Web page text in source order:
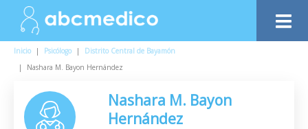
Inicio | Psicólogo |
Distrito Central de Bayamón
|
Nashara M. Bayon Hernández
Nashara M. Bayon
Hernández